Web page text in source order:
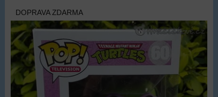
DOPRAVA ZDARMA